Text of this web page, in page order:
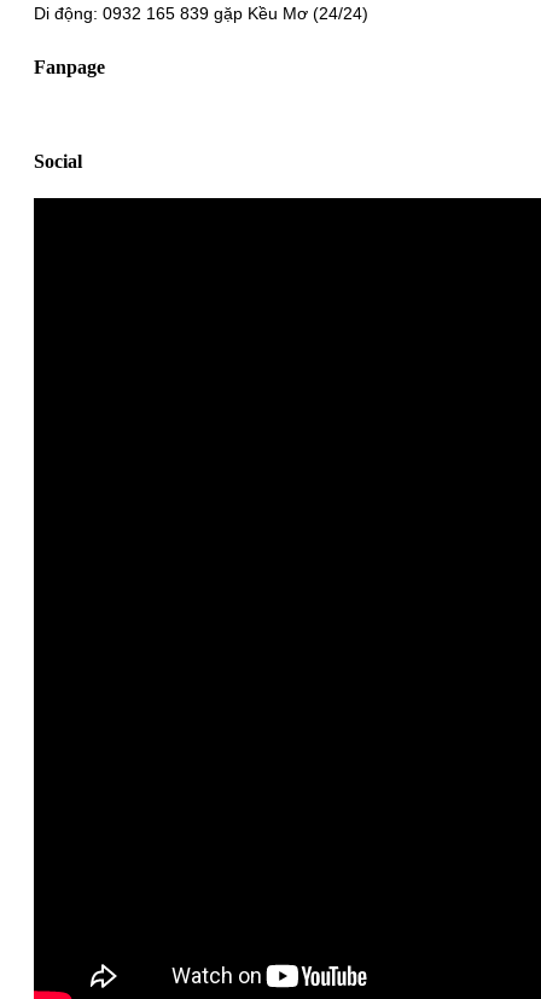
Di động: 0932 165 839 gặp Kều Mơ (24/24)
Fanpage
Social